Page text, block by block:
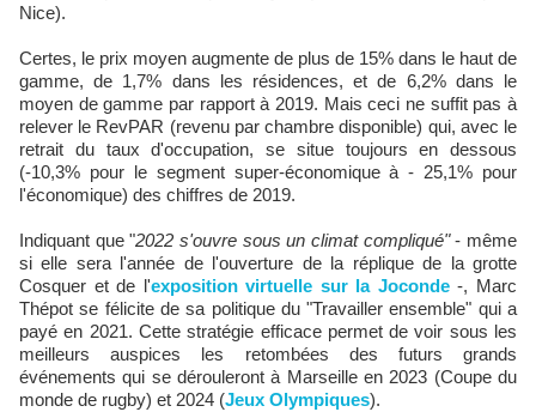
Nice).
Certes, le prix moyen augmente de plus de 15% dans le haut de
gamme, de 1,7% dans les résidences, et de 6,2% dans le
moyen de gamme par rapport à 2019. Mais ceci ne suffit pas à
relever le RevPAR (revenu par chambre disponible) qui, avec le
retrait du taux d'occupation, se situe toujours en dessous
(-10,3% pour le segment super-économique à - 25,1% pour
l'économique) des chiffres de 2019.
Indiquant que "2022 s'ouvre sous un climat compliqué"- même
si elle sera l'année de l'ouverture de la réplique de la grotte
Cosquer et de l'exposition virtuelle sur la Joconde-, Marc
Thépot se félicite de sa politique du "Travailler ensemble" qui a
payé en 2021. Cette stratégie efficace permet de voir sous les
meilleurs auspices les retombées des futurs grands
événements qui se dérouleront à Marseille en 2023 (Coupe du
monde de rugby) et 2024 (Jeux Olympiques).